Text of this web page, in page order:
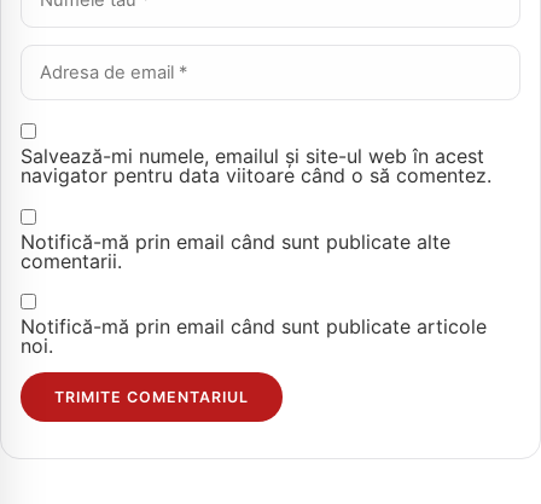
Email *
Salvează-mi numele, emailul și site-ul web în acest
navigator pentru data viitoare când o să comentez.
Notifică-mă prin email când sunt publicate alte
comentarii.
Notifică-mă prin email când sunt publicate articole
noi.